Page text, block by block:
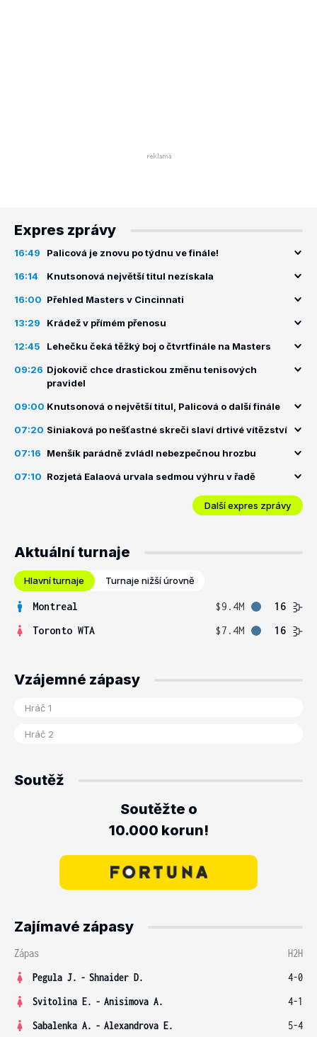
Expres zprávy
16:49 Palicová je znovu po týdnu ve finále!
16:14 Knutsonová největší titul nezískala
16:00 Přehled Masters v Cincinnati
13:29 Krádež v přímém přenosu
12:45 Lehečku čeká těžký boj o čtvrtfinále na Masters
09:26 Djokovič chce drastickou změnu tenisových
pravidel
09:00 Knutsonová o největší titul, Palicová o další finále
07:20 Siniaková po nešťastné skreči slaví drtivé vítězství
07:16 Menšík parádně zvládl nebezpečnou hrozbu
07:10 Rozjetá Ealaová urvala sedmou výhru v řadě
Další expres zprávy
Aktuální turnaje
Hlavní turnaje Turnaje nižší úrovně
Montreal $9.4M
16
Toronto WTA
$7.4M 16
Vzájemné zápasy
Soutěž
Soutěžte o
10.000 korun!
Zajímavé zápasy
Zápas
H2H
Pegula J. - Shnaider D.
4-0
Svitolina E. - Anisimova A.
4-1
Sabalenka A. - Alexandrova E.
5-4